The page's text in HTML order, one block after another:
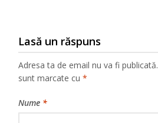
Lasă un răspuns
Adresa ta de email nu va fi publicată.
sunt marcate cu*
Nume *